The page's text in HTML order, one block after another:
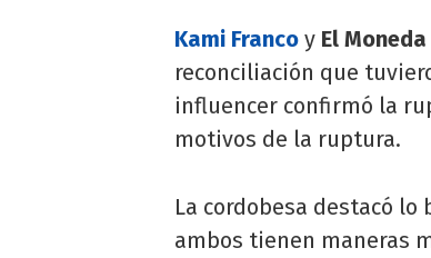
Kami Franco y El Moneda
reconciliación que
influencer confirmó la
motivos de la ruptura.
La cordobesa destacó lo
ambos tienen maneras